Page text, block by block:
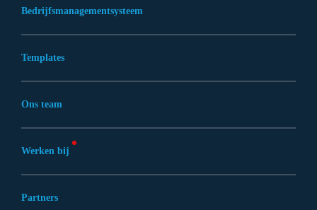
Bedrijfsmanagementsysteem
Templates
Ons team
Werken bij
Partners